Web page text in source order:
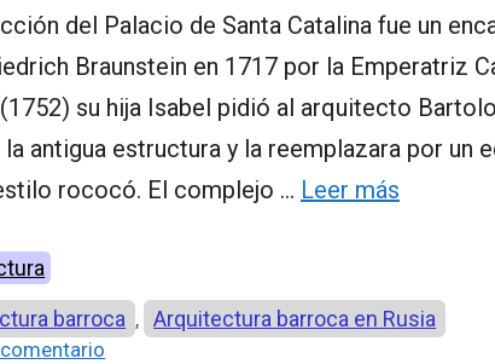
del Palacio de Santa Catalina fue un
Braunstein en 1717 por la Emperatriz
su hija Isabel pidió al arquitecto
antigua estructura y la reemplazara por un
rococó. El complejo … Leer más
barroca , Arquitectura barroca en Rusia